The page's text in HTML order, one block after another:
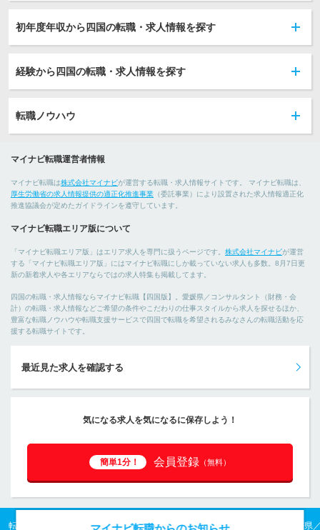
初年度年収から四国の転職・求人情報を探す
経験から四国の転職・求人情報を探す
転職ノウハウ
マイナビ転職運営者情報
マイナビ転職は株式会社マイナビが運営する転職・求人情報サイトです。 マイナビ転職は、
厚生労働省の求人情報提供の適正化推進事業 （委託事業）により設置された求人情報適正化
推進協議会が定めたガイドラインを遵守しています。
マイナビ転職エリア版について
「マイナビ転職エリア版」はエリア求人を専門に扱うページです。 株式会社マイナビが運営
する「マイナビ転職エリア版」にはマイナビ転職にしか載っていない求人も多数。8月7日更
新の新着求人や各エリアならではの求人特集も掲載してます。
四国の転職・求人情報ならマイナビ転職【四国版】。愛媛県／コンサルタント（財務・会
計）の転職・求人情報などご希望の条件やこだわりの仕事スタイルから求人を探せるほか、
豊富な転職ノウハウや転職支援サービスで四国で転職を希望されるみなさんの転職活動を応
援する転職サイトです。
最近見た求人を確認する
気になる求人を気になるに保存しよう！
簡単1分！ 会員登録 （無料）
転職TOP 四国の転職・求人情報TOP 愛媛県の転職・求人情報TOP 愛媛県